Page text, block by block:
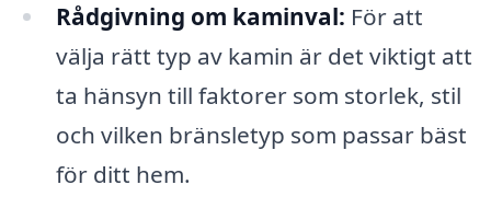
Rådgivning om kaminval: För att
välja rätt typ av kamin är det viktigt att
ta hänsyn till faktorer som storlek, stil
och vilken bränsletyp som passar bäst
för ditt hem.